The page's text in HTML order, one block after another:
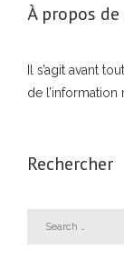
À propos
Il s’agit avant
de l’information
Rechercher